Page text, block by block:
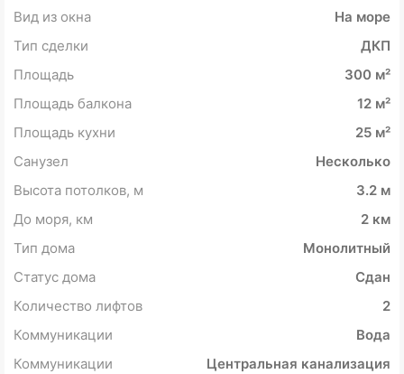
Вид из окна
На море
Тип сделки
ДКП
Площадь
300 м²
Площадь балкона
12 м²
Площадь кухни
25 м²
Санузел
Несколько
Высота потолков, м
3.2 м
До моря, км
2 км
Тип дома
Монолитный
Статус дома
Сдан
Количество лифтов
2
Коммуникации
Вода
Коммуникации
Центральная канализация